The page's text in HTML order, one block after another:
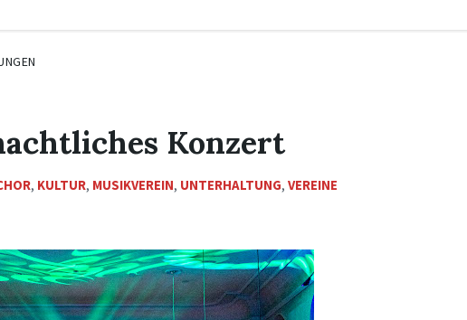
Konzert
, KULTUR, MUSIKVEREIN, UNTERHALTUNG,VEREINE